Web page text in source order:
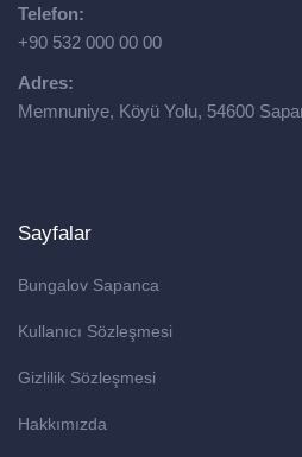
Telefon:
+90 532 000 00 00
Adres:
Memnuniye, Köyü Yolu, 54600
Sayfalar
Bungalov Sapanca
Kullanıcı Sözleşmesi
Gizlilik Sözleşmesi
Hakkımızda